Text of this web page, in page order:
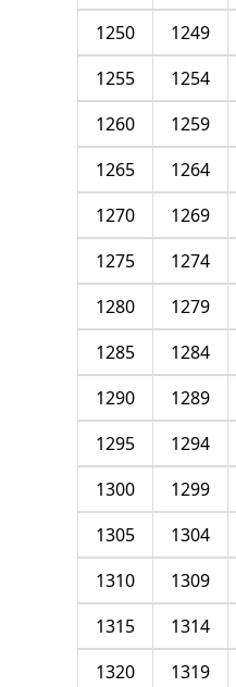
1249
1250
1254
1255
1259
1260
1264
1265
1269
1270
1274
1275
1279
1280
1284
1285
1289
1290
1294
1295
1299
1300
1304
1305
1309
1310
1314
1315
1319
1320